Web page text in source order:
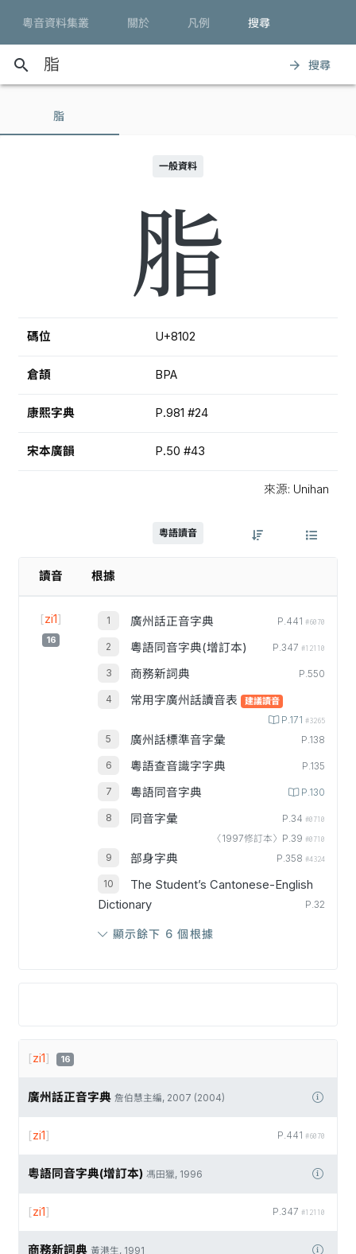
粵音資料集叢 關於 凡例 搜尋
search arrow_forward 搜尋
脂
一般資料
脂
碼位 U+8102
倉頡 BPA
康熙字典 P.981 #24
宋本廣韻 P.50 #43
來源: Unihan
粵語讀音
讀音 根據
[zi1]
16
廣州話正音字典 P.441 #6070
粵語同音字典(增訂本) P.347 #12110
商務新詞典 P.550
常用字廣州話讀音表 建議讀音
P.171 #3265
廣州話標準音字彙 P.138
粵語查音識字字典 P.135
粵語同音字典 P.130
同音字彙 P.34 #0710
〈1997修訂本〉P.39 #0710
部身字典 P.358 #4324
The Student’s Cantonese-English
Dictionary
P.32
顯示餘下 6 個根據
[zi1] 16
廣州話正音字典 詹伯慧主編, 2007 (2004)
P.441 #6070
[zi1]
粵語同音字典(增訂本) 馮田獵, 1996
P.347 #12110
[zi1]
商務新詞典 黃港生, 1991